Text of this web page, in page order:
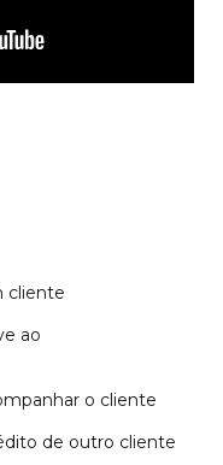
cliente
ao
o cliente
de outro cliente